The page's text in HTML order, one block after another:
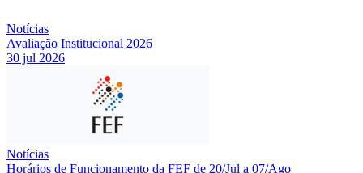
Notícias
Avaliação Institucional 2026
30 jul 2026
Notícias
Horários de Funcionamento da FEF de 20/Jul a 07/Ago